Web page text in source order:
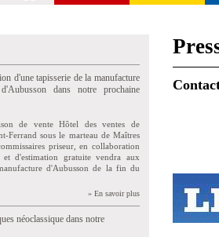
d'une tapisserie de la manufacture
dans notre prochaine
de vente Hôtel des ventes de
Ferrand sous le marteau de Maîtres
priseur, en collaboration
d'estimation gratuite vendra aux
d'Aubusson de la fin du
» En savoir plus
néoclassique dans notre